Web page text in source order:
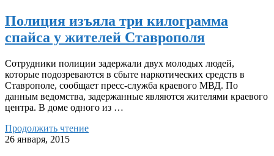
Полиция изъяла три килограмма
спайса у жителей Ставрополя
Сотрудники полиции задержали двух молодых людей,
которые подозреваются в сбыте наркотических средств в
Ставрополе, сообщает пресс-служба краевого МВД. По
данным ведомства, задержанные являются жителями краевого
центра. В доме одного из …
Продолжить чтение
26 января, 2015